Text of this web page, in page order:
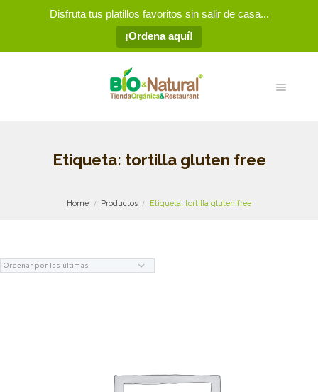
Disfruta tus platillos favoritos sin salir de casa...
¡Ordena aquí!
Etiqueta: tortilla gluten free
Home Productos Etiqueta: tortilla gluten free